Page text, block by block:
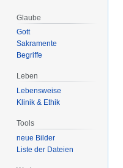
Glaube
Gott
Sakramente
Begriffe
Leben
Lebensweise
Klinik & Ethik
Tools
neue Bilder
Liste der Dateien